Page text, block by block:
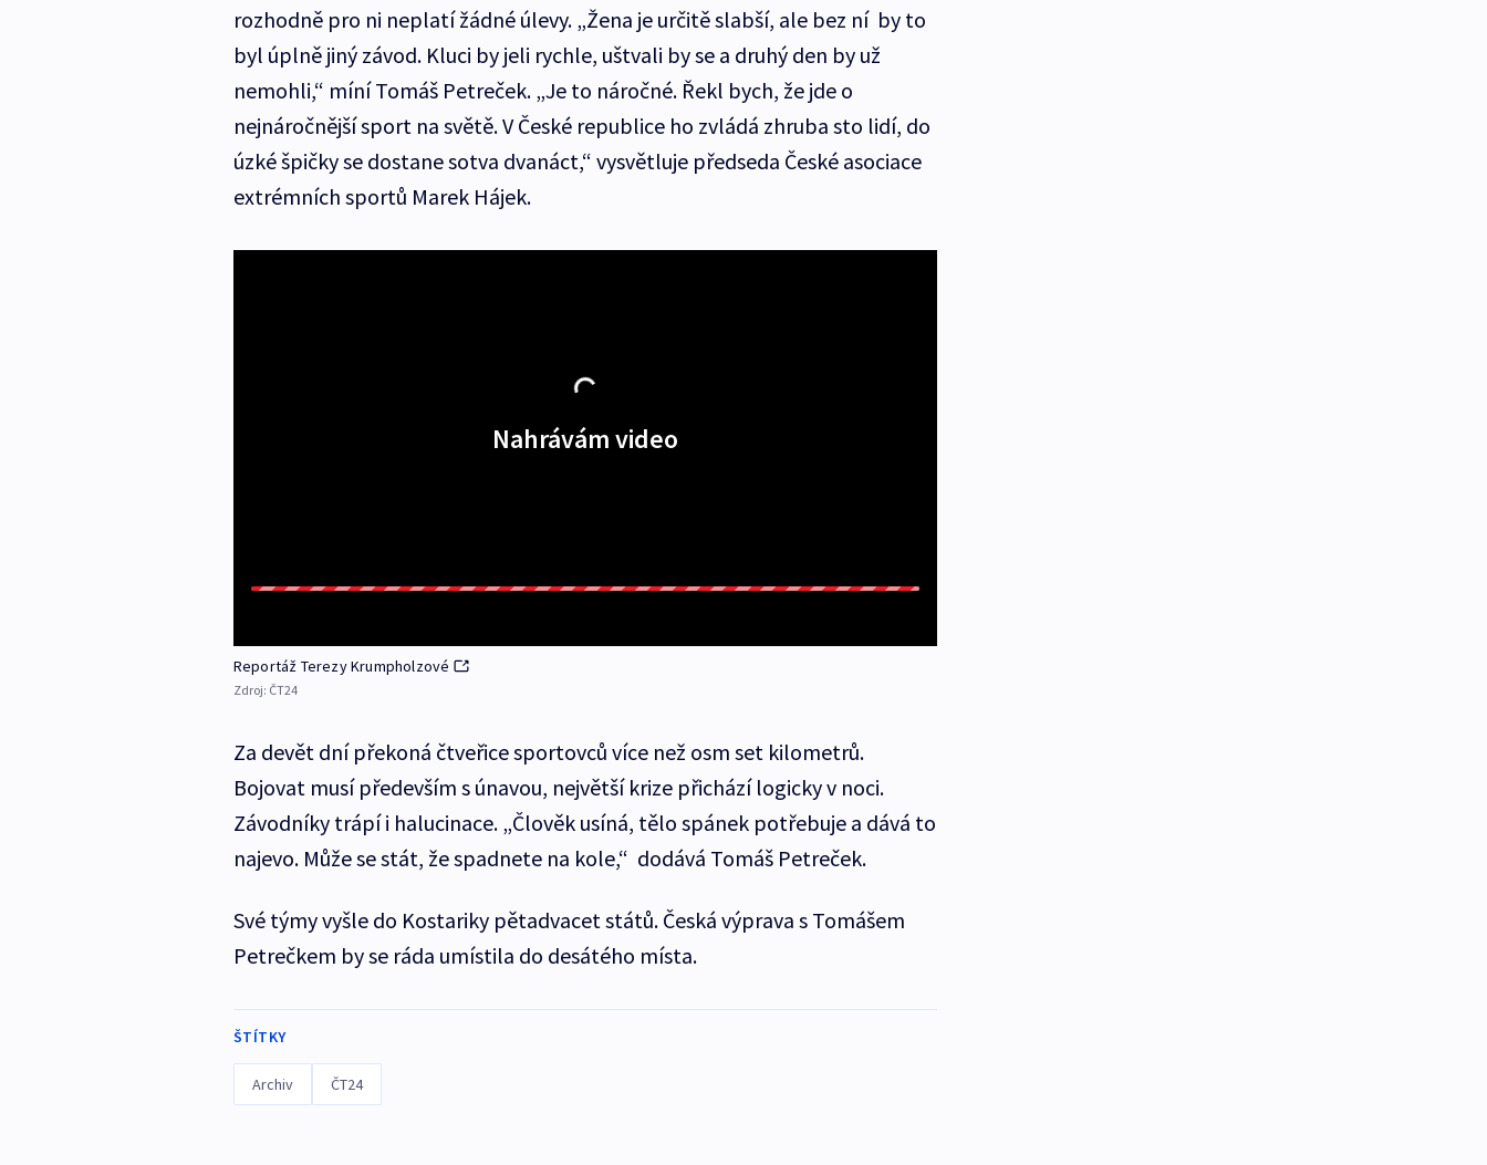
rozhodně pro ni neplatí žádné úlevy. „Žena je určitě slabší, ale bez ní by to
byl úplně jiný závod. Kluci by jeli rychle, uštvali by se a druhý den by už
nemohli,“ míní Tomáš Petreček. „Je to náročné. Řekl bych, že jde o
nejnáročnější sport na světě. V České republice ho zvládá zhruba sto lidí, do
úzké špičky se dostane sotva dvanáct,“ vysvětluje předseda České asociace
extrémních sportů Marek Hájek.
Nahrávám video
Reportáž Terezy Krumpholzové
Zdroj: ČT24
Za devět dní překoná čtveřice sportovců více než osm set kilometrů.
Bojovat musí především s únavou, největší krize přichází logicky v noci.
Závodníky trápí i halucinace. „Člověk usíná, tělo spánek potřebuje a dává to
najevo. Může se stát, že spadnete na kole,“ dodává Tomáš Petreček.
Své týmy vyšle do Kostariky pětadvacet států. Česká výprava s Tomášem
Petrečkem by se ráda umístila do desátého místa.
ŠTÍTKY
Archiv ČT24